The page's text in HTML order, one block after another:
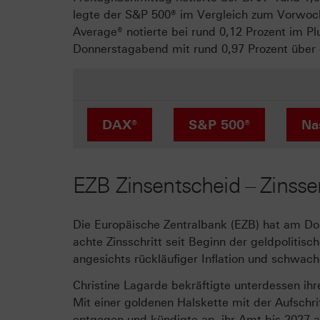
legte der S&P 500® im Vergleich zum
Average® notierte bei rund 0,12 Prozent im
Donnerstagabend mit rund 0,97 Prozent
DAX® S&P 500®
EZB Zinsentscheid –
Die Europäische Zentralbank (EZB) hat am
achte Zinsschritt seit Beginn der
angesichts rückläufiger Inflation und
Christine Lagarde bekräftigte unterdessen
Mit einer goldenen Halskette mit der